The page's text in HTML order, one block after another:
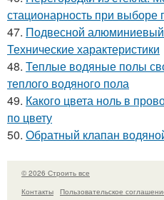
стационарность при выборе
47. Подвесной
Технические характеристики
48. Теплые водяные полы
теплого водяного пола
49. Какого цвета ноль в
по цвету
50. Обратный клапан
© 2026 Строить все
Контакты
Пользовательское